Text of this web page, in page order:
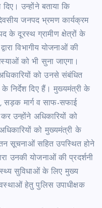
उन्होंने बताया कि
जनपद भ्रमण कार्यक्रम
के दूरस्थ ग्रामीण क्षेत्रों के
विभागीय योजनाओं की
को भी सुना जाएगा।
को उनसे संबंधित
निर्देश दिए हैं। मुख्यमंत्री के
सड़क मार्ग व साफ-सफाई
उन्होंने अधिकारियों को
को मुख्यमंत्री के
सूचनाओं सहित उपस्थित होने
उनकी योजनाओं की प्रदर्शनी
सुविधाओं के लिए मुख्य
हेतु पुलिस उपाधीक्षक